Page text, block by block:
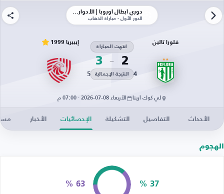
دوري أبطال أوروبا | الأدوار الإقصائية
الدور الأول - مباراة الذهاب
فلورا تالين
2
انتهت المباراة
3
4 النتيجة الإجمالية 5
إيبيريا 1999
لي كوك أرينا الأربعاء 08-07-2026 · 07:00 م
الأحداث التفاصيل التشكيلة الإحصائيات الأخبار
الهجوم
37 %
63 %